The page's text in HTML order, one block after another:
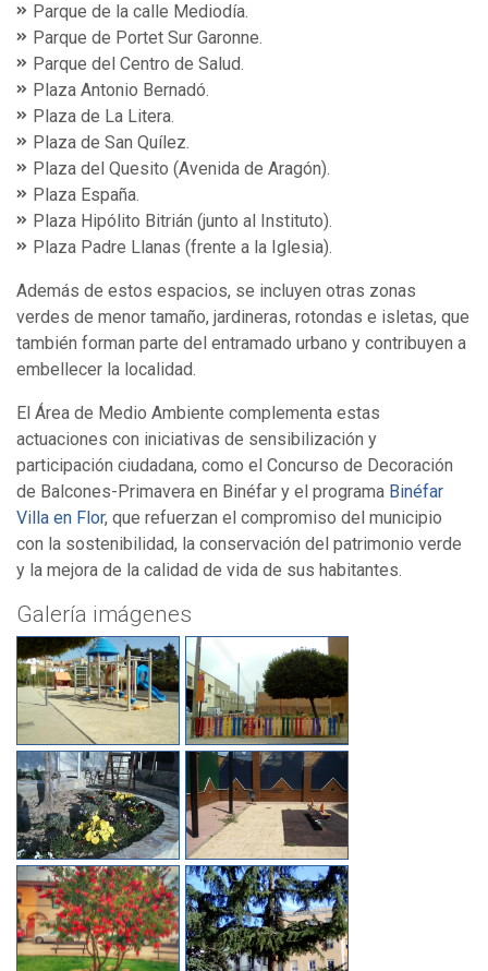
Parque de la calle Mediodía.
Parque de Portet Sur Garonne.
Parque del Centro de Salud.
Plaza Antonio Bernadó.
Plaza de La Litera.
Plaza de San Quílez.
Plaza del Quesito (Avenida de Aragón).
Plaza España.
Plaza Hipólito Bitrián (junto al Instituto).
Plaza Padre Llanas (frente a la Iglesia).
Además de estos espacios, se incluyen otras zonas
verdes de menor tamaño, jardineras, rotondas e isletas, que
también forman parte del entramado urbano y contribuyen a
embellecer la localidad.
El Área de Medio Ambiente complementa estas
actuaciones con iniciativas de sensibilización y
participación ciudadana, como el Concurso de Decoración
de Balcones-Primavera en Binéfar y el programa Binéfar
Villa en Flor, que refuerzan el compromiso del municipio
con la sostenibilidad, la conservación del patrimonio verde
y la mejora de la calidad de vida de sus habitantes.
Galería imágenes